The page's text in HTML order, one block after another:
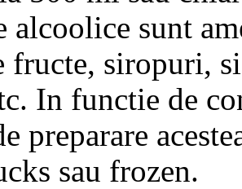
alcoolice sunt
fructe, siropuri,
In functie de
preparare
sau frozen.